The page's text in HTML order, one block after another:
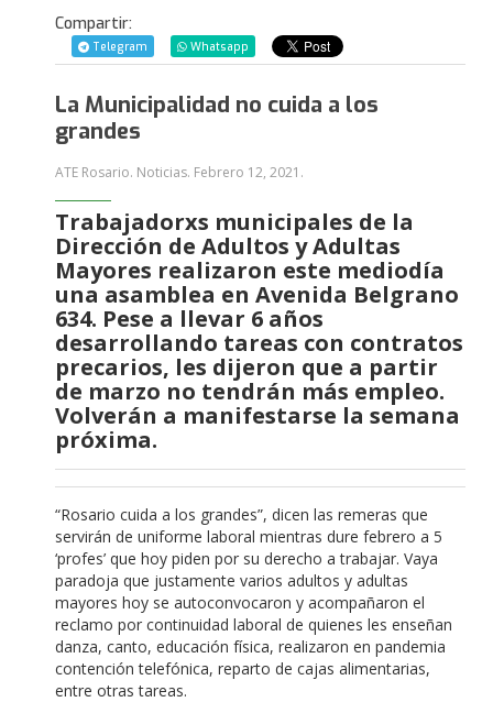
Compartir:
Telegram Whatsapp
La Municipalidad no cuida a los
grandes
ATE Rosario. Noticias. Febrero 12, 2021 .
Trabajadorxs municipales de la
Dirección de Adultos y Adultas
Mayores realizaron este mediodía
una asamblea en Avenida Belgrano
634. Pese a llevar 6 años
desarrollando tareas con contratos
precarios, les dijeron que a partir
de marzo no tendrán más empleo.
Volverán a manifestarse la semana
próxima.
“Rosario cuida a los grandes”, dicen las remeras que
servirán de uniforme laboral mientras dure febrero a 5
‘profes’ que hoy piden por su derecho a trabajar. Vaya
paradoja que justamente varios adultos y adultas
mayores hoy se autoconvocaron y acompañaron el
reclamo por continuidad laboral de quienes les enseñan
danza, canto, educación física, realizaron en pandemia
contención telefónica, reparto de cajas alimentarias,
entre otras tareas.